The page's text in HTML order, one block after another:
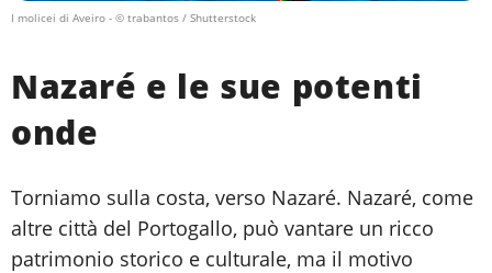
I molicei di Aveiro - © trabantos / Shutterstock
Nazaré e le sue potenti
onde
Torniamo sulla costa, verso Nazaré. Nazaré, come
altre città del Portogallo, può vantare un ricco
patrimonio storico e culturale, ma il motivo